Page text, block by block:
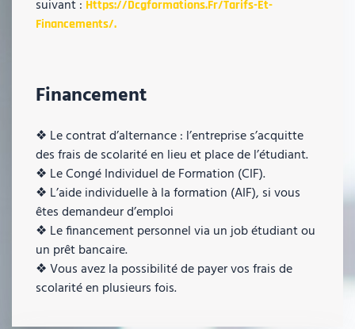
suivant : Https://dcgformations.fr/tarifs-Et-
Financements/.
Financement
❖ Le contrat d’alternance : l’entreprise s’acquitte
des frais de scolarité en lieu et place de l’étudiant.
❖ Le Congé Individuel de Formation (CIF).
❖ L’aide individuelle à la formation (AIF), si vous
êtes demandeur d’emploi
❖ Le financement personnel via un job étudiant ou
un prêt bancaire.
❖ Vous avez la possibilité de payer vos frais de
scolarité en plusieurs fois.